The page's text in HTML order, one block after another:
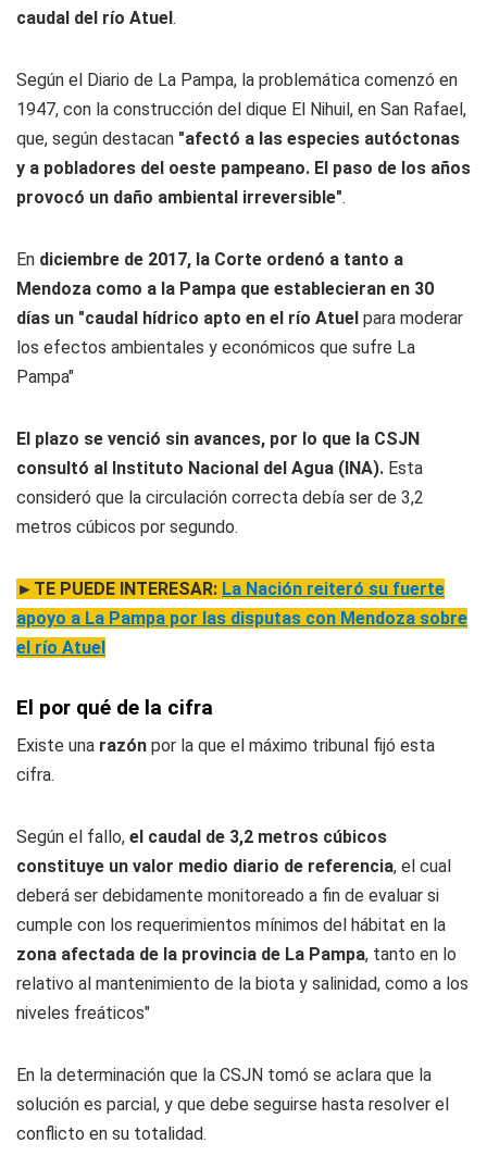
caudal del río Atuel.
Según el Diario de La Pampa, la problemática comenzó en
1947, con la construcción del dique El Nihuil, en San Rafael,
que, según destacan "afectó a las especies autóctonas
y a pobladores del oeste pampeano. El paso de los años
provocó un daño ambiental irreversible".
En diciembre de 2017, la Corte ordenó a tanto a
Mendoza como a la Pampa que establecieran en 30
días un "caudal hídrico apto en el río Atuel para moderar
los efectos ambientales y económicos que sufre La
Pampa"
El plazo se venció sin avances, por lo que la CSJN
consultó al Instituto Nacional del Agua (INA). Esta
consideró que la circulación correcta debía ser de 3,2
metros cúbicos por segundo.
►TE PUEDE INTERESAR: La Nación reiteró su fuerte
apoyo a La Pampa por las disputas con Mendoza sobre
el río Atuel
El por qué de la cifra
Existe una razón por la que el máximo tribunal fijó esta
cifra.
Según el fallo, el caudal de 3,2 metros cúbicos
constituye un valor medio diario de referencia, el cual
deberá ser debidamente monitoreado a fin de evaluar si
cumple con los requerimientos mínimos del hábitat en la
zona afectada de la provincia de La Pampa, tanto en lo
relativo al mantenimiento de la biota y salinidad, como a los
niveles freáticos"
En la determinación que la CSJN tomó se aclara que la
solución es parcial, y que debe seguirse hasta resolver el
conflicto en su totalidad.